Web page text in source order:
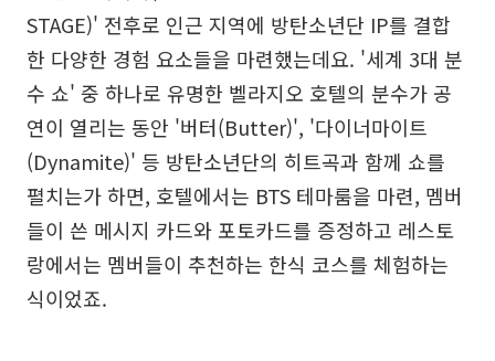
STAGE)' 전후로 인근 지역에 방탄소년단 IP를 결합
한 다양한 경험 요소들을 마련했는데요. '세계 3대 분
수 쇼' 중 하나로 유명한 벨라지오 호텔의 분수가 공
연이 열리는 동안 '버터(Butter)', '다이너마이트
(Dynamite)' 등 방탄소년단의 히트곡과 함께 쇼를
펼치는가 하면, 호텔에서는 BTS 테마룸을 마련, 멤버
들이 쓴 메시지 카드와 포토카드를 증정하고 레스토
랑에서는 멤버들이 추천하는 한식 코스를 체험하는
식이었죠.